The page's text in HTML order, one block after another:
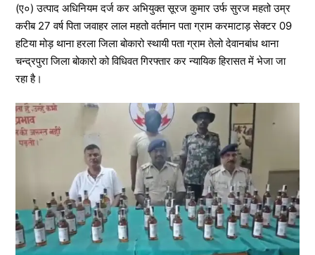
(ए०) उत्पाद अधिनियम दर्ज कर अभियुक्त सूरज कुमार उर्फ सुरज महतो उम्र
करीब 27 वर्ष पिता जवाहर लाल महतो वर्तमान पता ग्राम करमाटाड़ सेक्टर 09
हटिया मोड़ थाना हरला जिला बोकारो स्थायी पता ग्राम तेलो देवानबांध थाना
चन्द्रपुरा जिला बोकारो को विधिवत गिरफ्तार कर न्यायिक हिरासत में भेजा जा
रहा है।